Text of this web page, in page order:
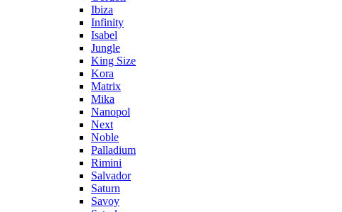
Ibiza
Infinity
Isabel
Jungle
King Size
Kora
Matrix
Mika
Nanopol
Next
Noble
Palladium
Rimini
Salvador
Saturn
Savoy